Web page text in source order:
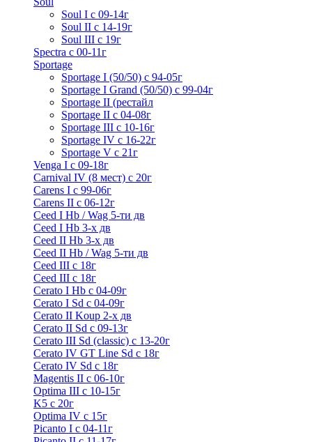
Soul I с 09-14г
Soul II с 14-19г
Soul III с 19г
Spectra с 00-11г
Sportage
Sportage I (50/50) с 94-05г
Sportage I Grand (50/50) с 99-04г
Sportage II (рестайл
Sportage II c 04-08г
Sportage III c 10-16г
Sportage IV с 16-22г
Sportage V с 21г
Venga I c 09-18г
Carnival IV (8 мест) с 20г
Carens I c 99-06г
Carens II c 06-12г
Ceed I Hb / Wag 5-ти дв
Ceed I Hb 3-х дв
Ceed II Hb 3-х дв
Ceed II Hb / Wag 5-ти дв
Ceed III с 18г
Ceed III с 18г
Cerato I Hb с 04-09г
Cerato I Sd с 04-09г
Cerato II Koup 2-х дв
Cerato II Sd c 09-13г
Cerato III Sd (classic) с 13-20г
Cerato IV GT Line Sd с 18г
Cerato IV Sd с 18г
Magentis II с 06-10г
Optima III с 10-15г
K5 с 20г
Optima IV с 15г
Picanto I с 04-11г